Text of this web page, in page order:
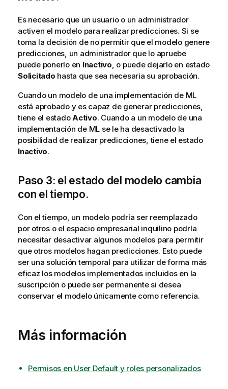
Es necesario que un usuario o un administrador
activen el modelo para realizar predicciones. Si se
toma la decisión de no permitir que el modelo genere
predicciones, un administrador que lo apruebe
puede ponerlo en Inactivo, o puede dejarlo en estado
Solicitado hasta que sea necesaria su aprobación.
Cuando un modelo de una implementación de ML
está aprobado y es capaz de generar predicciones,
tiene el estadoActivo. Cuando a un modelo de una
implementación de ML se le ha desactivado la
posibilidad de realizar predicciones, tiene el estado
Inactivo.
Paso 3: el estado del modelo cambia
con el tiempo.
Con el tiempo, un modelo podría ser reemplazado
por otros o el espacio empresarial inquilino podría
necesitar desactivar algunos modelos para permitir
que otros modelos hagan predicciones. Esto puede
ser una solución temporal para utilizar de forma más
eficaz los modelos implementados incluidos en la
suscripción o puede ser permanente si desea
conservar el modelo únicamente como referencia.
Más información
Permisos en User Default y roles personalizados